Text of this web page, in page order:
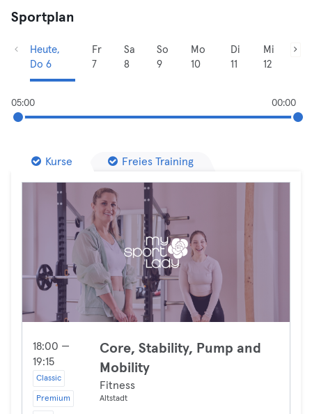
Sportplan
Heute,
Do 6
Fr
7
Sa
8
So
9
Mo
10
Di
11
Mi
12
05:00 00:00
Kurse Freies Training
18:00 —
19:15
Classic
Premium
Core, Stability, Pump and
Mobility
Fitness
Altstadt